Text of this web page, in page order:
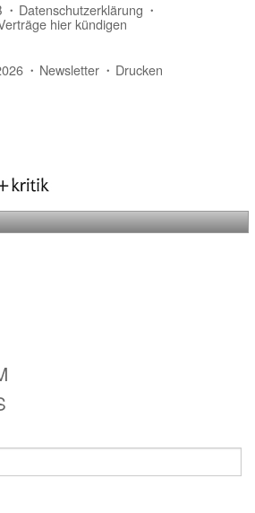
Datenschutzerklärung
hier kündigen
Newsletter Drucken